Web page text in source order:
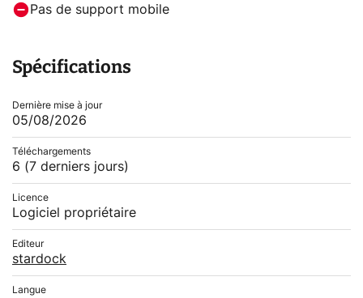
Pas de support mobile
Spécifications
Dernière mise à jour
05/08/2026
Téléchargements
6 (7 derniers jours)
Licence
Logiciel propriétaire
Editeur
stardock
Langue